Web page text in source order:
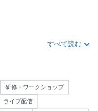
すべて読む
研修・ワークショップ
ライブ配信